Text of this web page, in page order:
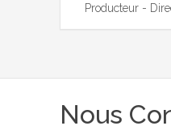
Producteur -
Nous